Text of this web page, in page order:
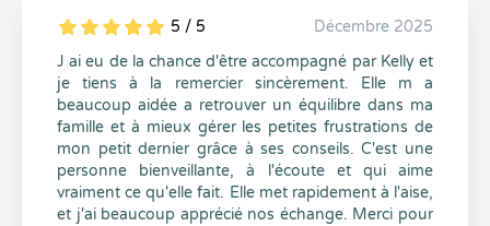
5
1
5
0 5 / 5
Décembre 2025
J ai eu de la chance d'être accompagné par Kelly et
je tiens à la remercier sincèrement. Elle m a
beaucoup aidée a retrouver un équilibre dans ma
famille et à mieux gérer les petites frustrations de
mon petit dernier grâce à ses conseils. C'est une
personne bienveillante, à l'écoute et qui aime
vraiment ce qu'elle fait. Elle met rapidement à l'aise,
et j'ai beaucoup apprécié nos échange. Merci pour